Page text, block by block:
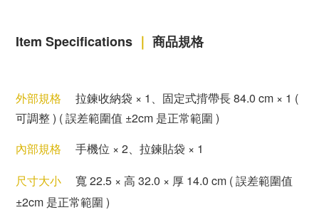
Item Specifications ｜ 商品規格
外部規格 拉鍊收納袋 × 1 、 固定式揹帶長84.0 cm × 1 (
可調整 ) ( 誤差範圍值 ±2cm 是正常範圍 )
內部規格
手機位 × 2、 拉鍊貼袋 × 1
尺寸大小
寬22.5 × 高 32.0 × 厚 14.0 cm ( 誤差範圍值
±2cm 是正常範圍 )